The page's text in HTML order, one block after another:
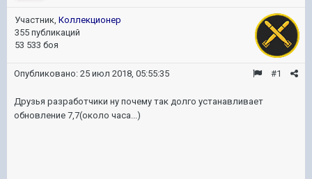
Участник, Коллекционер
355 публикаций
53 533 боя
#1
Опубликовано: 25 июл 2018, 05:55:35
Друзья разработчики ну почему так долго устанавливает
обновление 7,7(около часа...)